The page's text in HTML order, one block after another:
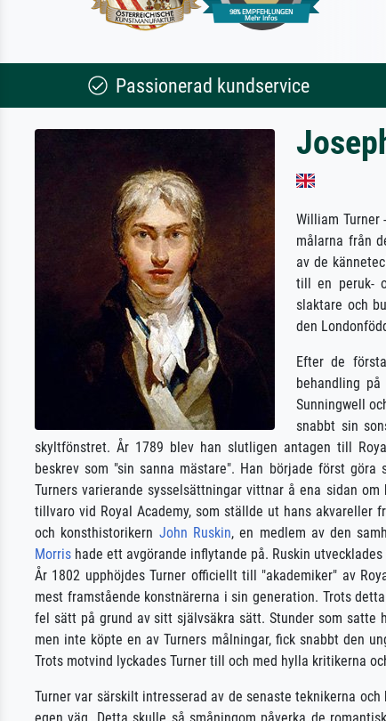
Passionerad kundservice
William Turner
målarna från
av de
till en peruk-
slaktare och
den
Efter de
behandling
Sunningwell
snabbt sin
skyltfönstret. År 1789 blev han slutligen antagen till
beskrev som "sin sanna mästare". Han började först
Turners varierande sysselsättningar vittnar å ena sidan
tillvaro vid Royal Academy, som ställde ut hans akvareller
och konsthistorikern John Ruskin, en medlem av den
Morris hade ett avgörande inflytande på. Ruskin
År 1802 upphöjdes Turner officiellt till "akademiker" av
mest framstående konstnärerna i sin generation. Trots
fel sätt på grund av sitt självsäkra sätt. Stunder som satte
men inte köpte en av Turners målningar, fick snabbt den
Trots motvind lyckades Turner till och med hylla kritikerna
Turner var särskilt intresserad av de senaste teknikerna